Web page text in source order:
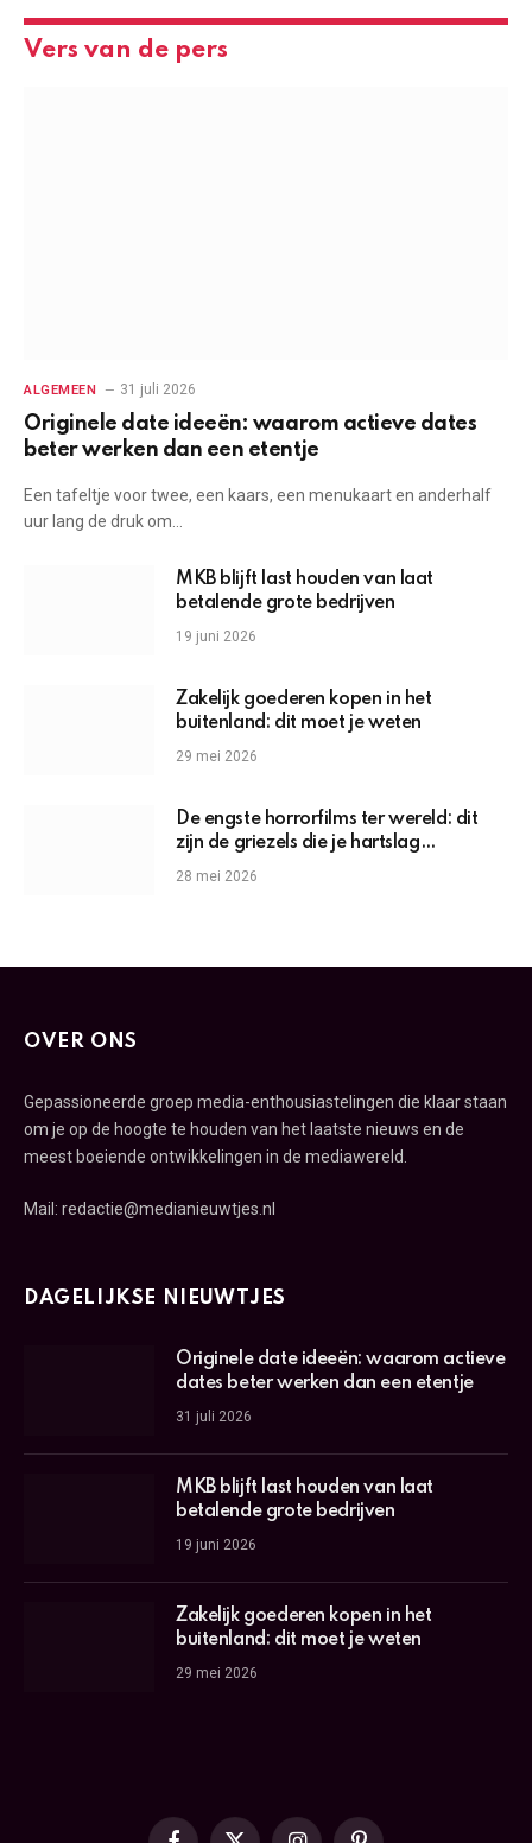
Vers van de pers
ALGEMEEN 31 juli 2026
Originele date ideeën: waarom actieve dates
beter werken dan een etentje
Een tafeltje voor twee, een kaars, een menukaart en anderhalf
uur lang de druk om…
MKB blijft last houden van laat
betalende grote bedrijven
19 juni 2026
Zakelijk goederen kopen in het
buitenland: dit moet je weten
29 mei 2026
De engste horrorfilms ter wereld: dit
zijn de griezels die je hartslag
omhoogjagen
28 mei 2026
OVER ONS
Gepassioneerde groep media-enthousiastelingen die klaar staan
om je op de hoogte te houden van het laatste nieuws en de
meest boeiende ontwikkelingen in de mediawereld.
Mail: redactie@medianieuwtjes.nl
DAGELIJKSE NIEUWTJES
Originele date ideeën: waarom actieve
dates beter werken dan een etentje
31 juli 2026
MKB blijft last houden van laat
betalende grote bedrijven
19 juni 2026
Zakelijk goederen kopen in het
buitenland: dit moet je weten
29 mei 2026